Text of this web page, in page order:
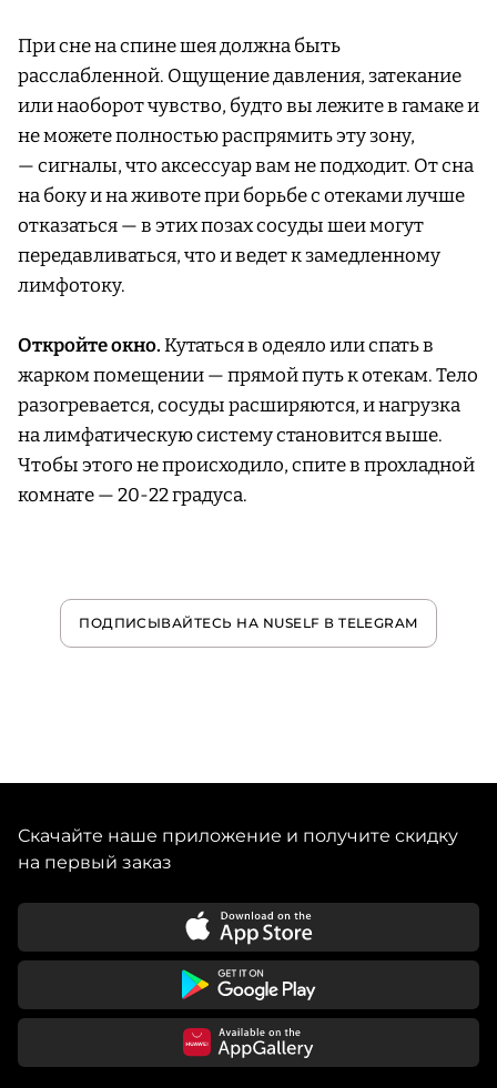
При сне на спине шея должна быть
расслабленной. Ощущение давления, затекание
или наоборот чувство, будто вы лежите в гамаке и
не можете полностью распрямить эту зону,
— сигналы, что аксессуар вам не подходит. От сна
на боку и на животе при борьбе с отеками лучше
отказаться — в этих позах сосуды шеи могут
передавливаться, что и ведет к замедленному
лимфотоку.
Откройте окно.Кутаться в одеяло или спать в
жарком помещении — прямой путь к отекам. Тело
разогревается, сосуды расширяются, и нагрузка
на лимфатическую систему становится выше.
Чтобы этого не происходило, спите в прохладной
комнате — 20-22 градуса.
ПОДПИСЫВАЙТЕСЬ НА NUSELF В TELEGRAM
Скачайте наше приложение и получите скидку
на первый заказ